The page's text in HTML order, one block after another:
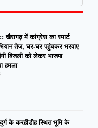
खैरागढ़ में कांग्रेस का स्मार्ट
तेज, घर-घर पहुंचकर भरवाए
बिजली को लेकर भाजपा
हमला
के करहीडीह स्थित भूमि के